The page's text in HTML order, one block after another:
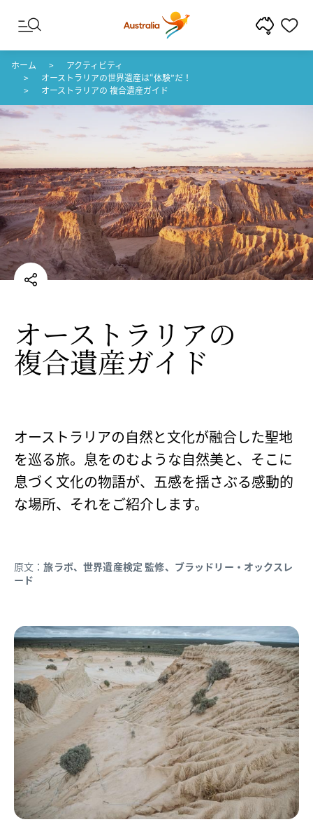
コンテンツへスキップ
フッターナビゲーションへスキップ
ホーム
アクティビティ
オーストラリアの世界遺産は“体験”だ！
オーストラリアの 複合遺産ガイド
オーストラリアの
複合遺産ガイド
オーストラリアの自然と文化が融合した聖地
を巡る旅。息をのむような自然美と、そこに
息づく文化の物語が、五感を揺さぶる感動的
な場所、それをご紹介します。
原文：旅ラボ、世界遺産検定 監修、ブラッドリー・オックスレ
ード